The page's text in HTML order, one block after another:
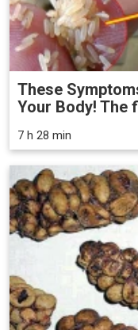
These
Your Body! The
7 h 28 min